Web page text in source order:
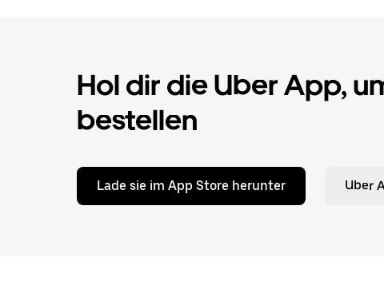
Hol dir die Uber App,
bestellen
Lade sie im App Store herunter Uber